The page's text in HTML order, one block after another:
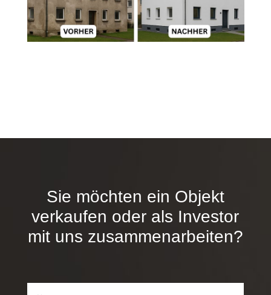
Sie möchten ein Objekt
verkaufen oder als Investor
mit uns zusammenarbeiten?